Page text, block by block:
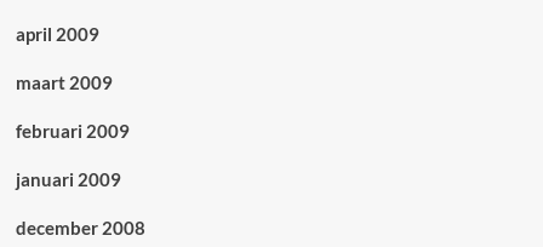
april 2009
maart 2009
februari 2009
januari 2009
december 2008